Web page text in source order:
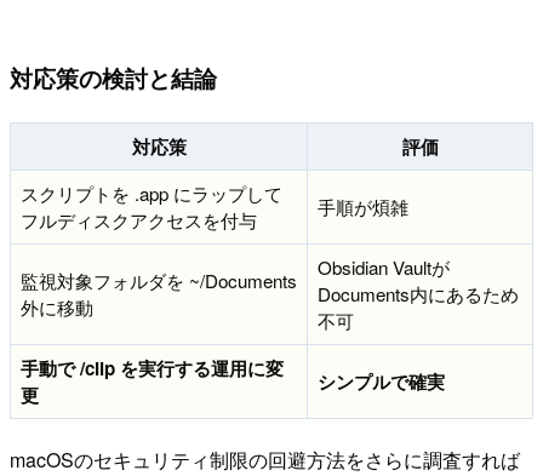
対応策の検討と結論
対応策 評価
スクリプトを .app にラップして
フルディスクアクセスを付与
手順が煩雑
監視対象フォルダを ~/Documents
外に移動
Obsidian Vaultが
Documents内にあるため
不可
手動で /clip を実行する運用に変
更
シンプルで確実
macOSのセキュリティ制限の回避方法をさらに調査すれば